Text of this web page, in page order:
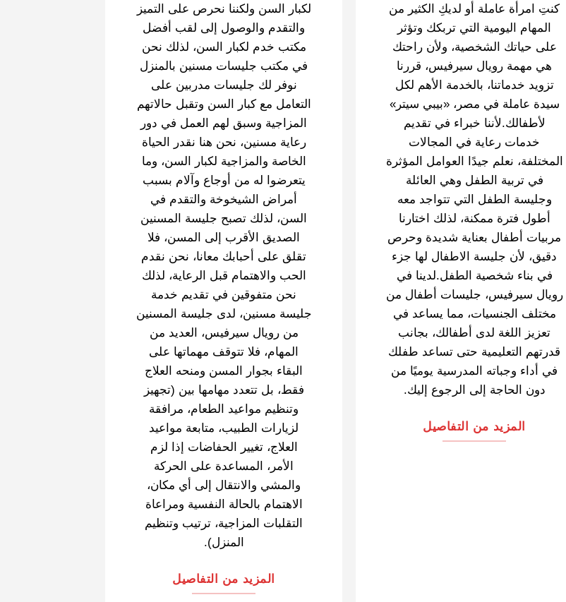
كنتِ امرأة عاملة أو لديكِ الكثير من
المهام اليومية التي تربكك وتؤثر
على حياتك الشخصية، ولأن راحتك
هي مهمة رويال سيرفيس، قررنا
تزويد خدماتنا، بالخدمة الأهم لكل
سيدة عاملة في مصر، «بيبي سيتر»
لأطفالك.لأننا خبراء في تقديم
خدمات رعاية في المجالات
المختلفة، نعلم جيدًا العوامل المؤثرة
في تربية الطفل وهي العائلة
وجليسة الطفل التي تتواجد معه
أطول فترة ممكنة، لذلك اختارنا
مربيات أطفال بعناية شديدة وحرص
دقيق، لأن جليسة الاطفال لها جزء
في بناء شخصية الطفل.لدينا في
رويال سيرفيس، جليسات أطفال من
مختلف الجنسيات، مما يساعد في
تعزيز اللغة لدى أطفالك، بجانب
قدرتهم التعليمية حتى تساعد طفلك
في أداء وجباته المدرسية يوميًا من
دون الحاجة إلى الرجوع إليك.
المزيد من التفاصيل
لكبار السن ولكننا نحرص على التميز
والتقدم والوصول إلى لقب أفضل
مكتب خدم لكبار السن، لذلك نحن
في مكتب جليسات مسنين بالمنزل
نوفر لك جليسات مدربين على
التعامل مع كبار السن وتقبل حالاتهم
المزاجية وسبق لهم العمل في دور
رعاية مسنين، نحن هنا نقدر الحياة
الخاصة والمزاجية لكبار السن، وما
يتعرضوا له من أوجاع وآلام بسبب
أمراض الشيخوخة والتقدم في
السن، لذلك تصبح جليسة المسنين
الصديق الأقرب إلى المسن، فلا
تقلق على أحبابك معانا، نحن نقدم
الحب والاهتمام قبل الرعاية، لذلك
نحن متفوقين في تقديم خدمة
جليسة مسنين، لدى جليسة المسنين
من رويال سيرفيس، العديد من
المهام، فلا تتوقف مهماتها على
البقاء بجوار المسن ومنحه العلاج
فقط، بل تتعدد مهامها بين (تجهيز
وتنظيم مواعيد الطعام، مرافقة
لزيارات الطبيب، متابعة مواعيد
العلاج، تغيير الحفاضات إذا لزم
الأمر، المساعدة على الحركة
والمشي والانتقال إلى أي مكان،
الاهتمام بالحالة النفسية ومراعاة
التقلبات المزاجية، ترتيب وتنظيم
المنزل).
المزيد من التفاصيل